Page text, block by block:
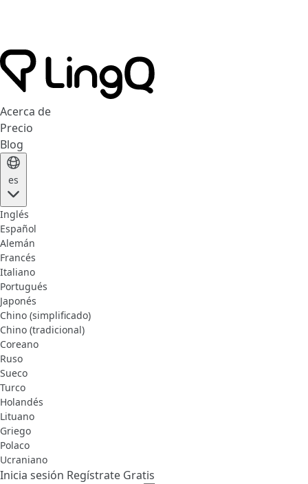
Acerca de
Precio
Blog
es
Inglés
Español
Alemán
Francés
Italiano
Portugués
Japonés
Chino (simplificado)
Chino (tradicional)
Coreano
Ruso
Sueco
Turco
Holandés
Lituano
Griego
Polaco
Ucraniano
Inicia sesión Regístrate Gratis